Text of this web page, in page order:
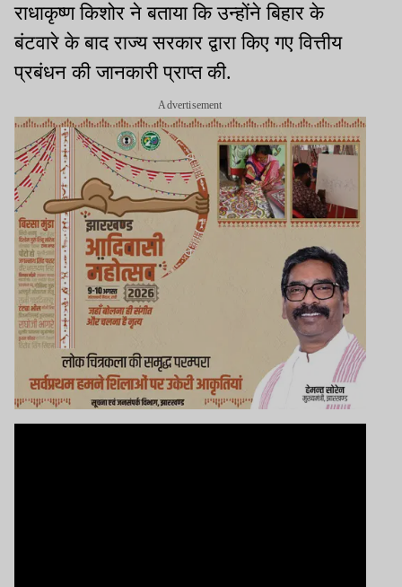
राधाकृष्ण किशोर ने बताया कि उन्होंने बिहार के
बंटवारे के बाद राज्य सरकार द्वारा किए गए वित्तीय
प्रबंधन की जानकारी प्राप्त की.
Advertisement